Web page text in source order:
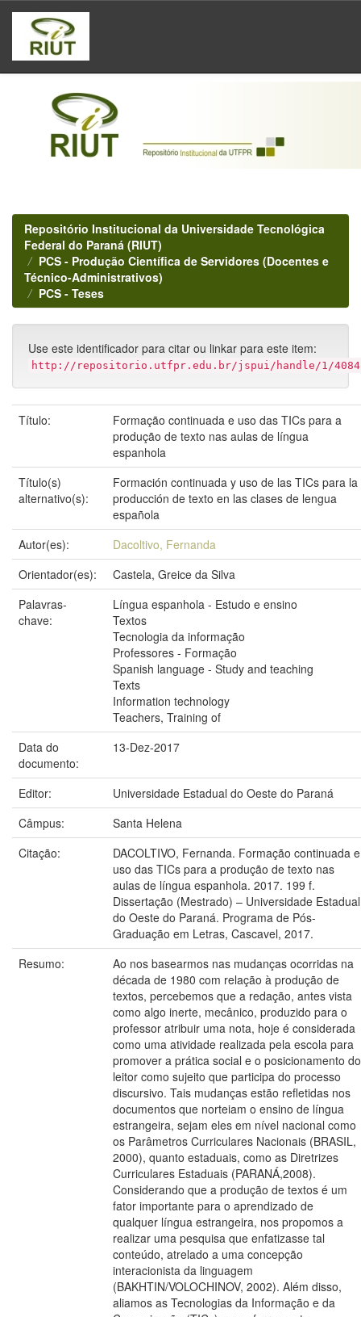
Skip
navigation
Repositório Institucional da Universidade Tecnológica
Federal do Paraná (RIUT)
PCS - Produção Científica de Servidores (Docentes e
Técnico-Administrativos)
PCS - Teses
Use este identificador para citar ou linkar para este item:
http://repositorio.utfpr.edu.br/jspui/handle/1/4084
Título:
Formação continuada e uso das TICs para a
produção de texto nas aulas de língua
espanhola
Título(s)
alternativo(s):
Formación continuada y uso de las TICs para la
producción de texto en las clases de lengua
española
Autor(es):
Dacoltivo, Fernanda
Orientador(es):
Castela, Greice da Silva
Palavras-
chave:
Língua espanhola - Estudo e ensino
Textos
Tecnologia da informação
Professores - Formação
Spanish language - Study and teaching
Texts
Information technology
Teachers, Training of
Data do
documento:
13-Dez-2017
Editor:
Universidade Estadual do Oeste do Paraná
Câmpus:
Santa Helena
Citação:
DACOLTIVO, Fernanda. Formação continuada e
uso das TICs para a produção de texto nas
aulas de língua espanhola. 2017. 199 f.
Dissertação (Mestrado) – Universidade Estadual
do Oeste do Paraná. Programa de Pós-
Graduação em Letras, Cascavel, 2017.
Resumo:
Ao nos basearmos nas mudanças ocorridas na
década de 1980 com relação à produção de
textos, percebemos que a redação, antes vista
como algo inerte, mecânico, produzido para o
professor atribuir uma nota, hoje é considerada
como uma atividade realizada pela escola para
promover a prática social e o posicionamento do
leitor como sujeito que participa do processo
discursivo. Tais mudanças estão refletidas nos
documentos que norteiam o ensino de língua
estrangeira, sejam eles em nível nacional como
os Parâmetros Curriculares Nacionais (BRASIL,
2000), quanto estaduais, como as Diretrizes
Curriculares Estaduais (PARANÁ,2008).
Considerando que a produção de textos é um
fator importante para o aprendizado de
qualquer língua estrangeira, nos propomos a
realizar uma pesquisa que enfatizasse tal
conteúdo, atrelado a uma concepção
interacionista da linguagem
(BAKHTIN/VOLOCHINOV, 2002). Além disso,
aliamos as Tecnologias da Informação e da